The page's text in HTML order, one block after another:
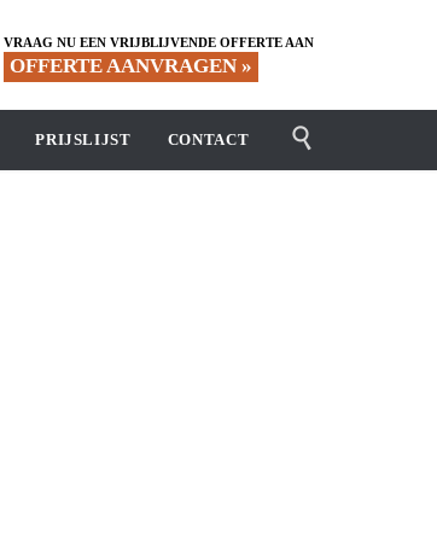
VRAAG NU EEN VRIJBLIJVENDE OFFERTE AAN
OFFERTE AANVRAGEN »
PRIJSLIJST CONTACT 